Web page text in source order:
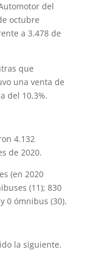
del
octubre
a 3.478 de
que
una venta de
del 10,3%.
4.132
de 2020.
(en 2020
(11); 830
0 ómnibus (30).
la siguiente.